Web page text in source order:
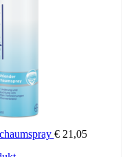
€21,05